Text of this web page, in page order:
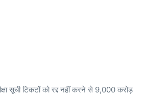
सूची टिकटों को रद्द नहीं करने से 9,000 करोड़